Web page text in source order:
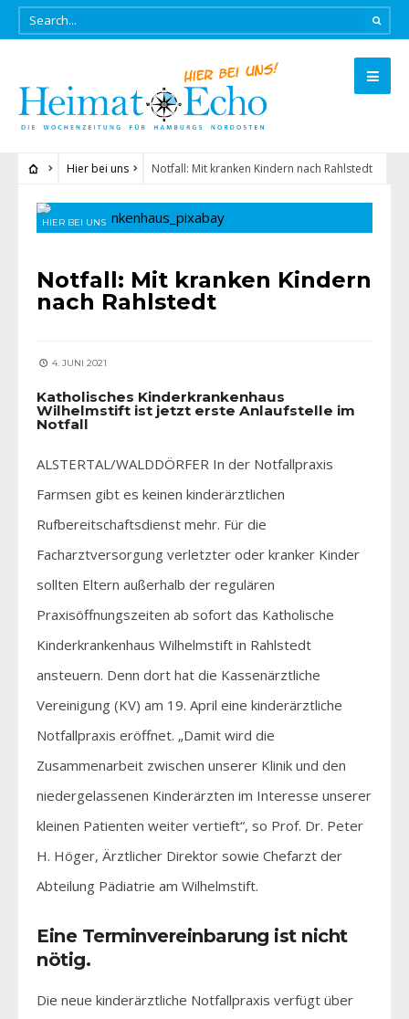
Hier bei uns Notfall: Mit kranken Kindern nach Rahlstedt
HIER BEI UNS
Notfall: Mit kranken Kindern
nach Rahlstedt
4. JUNI 2021
Katholisches Kinderkrankenhaus
Wilhelmstift ist jetzt erste Anlaufstelle im
Notfall
ALSTERTAL/WALDDÖRFER In der Notfallpraxis
Farmsen gibt es keinen kinderärztlichen
Rufbereitschaftsdienst mehr. Für die
Facharztversorgung verletzter oder kranker Kinder
sollten Eltern außerhalb der regulären
Praxisöffnungszeiten ab sofort das Katholische
Kinderkrankenhaus Wilhelmstift in Rahlstedt
ansteuern. Denn dort hat die Kassenärztliche
Vereinigung (KV) am 19. April eine kinderärztliche
Notfallpraxis eröffnet. „Damit wird die
Zusammenarbeit zwischen unserer Klinik und den
niedergelassenen Kinderärzten im Interesse unserer
kleinen Patienten weiter vertieft“, so Prof. Dr. Peter
H. Höger, Ärztlicher Direktor sowie Chefarzt der
Abteilung Pädiatrie am Wilhelmstift.
Eine Terminvereinbarung ist nicht
nötig.
Die neue kinderärztliche Notfallpraxis verfügt über